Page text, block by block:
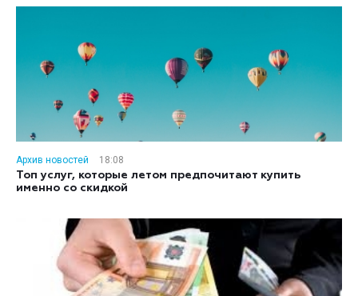
Архив новостей
18:08
Топ услуг, которые летом предпочитают купить
именно со скидкой